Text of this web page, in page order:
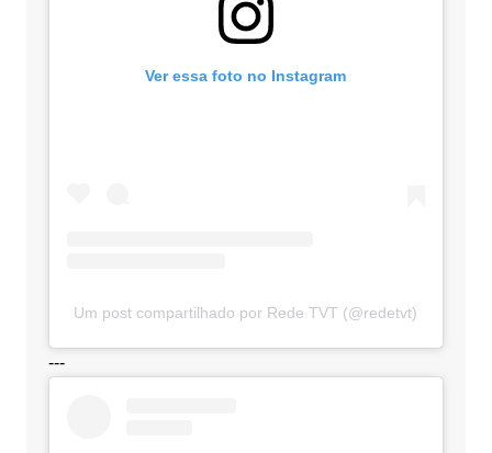
Ver essa foto no Instagram
Um post compartilhado por Rede TVT (@redetvt)
---